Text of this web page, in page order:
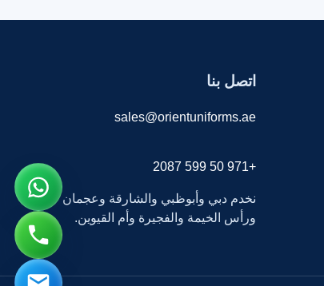
اتصل بنا
sales@orientuniforms.ae
+971 50 599 2087
نخدم دبي وأبوظبي والشارقة وعجمان
ورأس الخيمة والفجيرة وأم القيوين.